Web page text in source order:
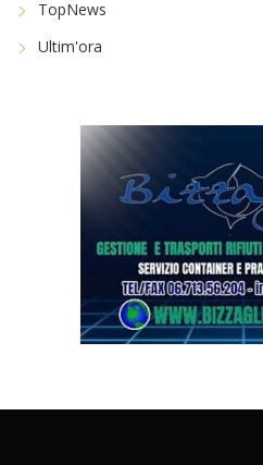
TopNews
Ultim'ora